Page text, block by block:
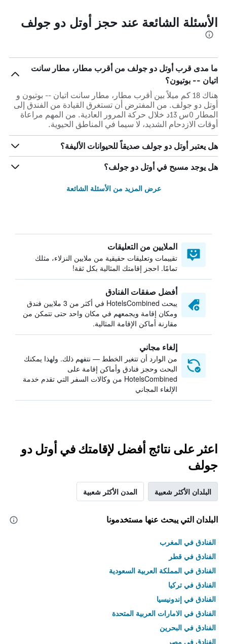
الأسئلة الشائعة عند حجز أوتل دو جولف
ما مدى قرب أوتل دو جولف من أقرب مطار، مطار سانت
اتيان -- بوتيون؟
هناك 18 كم ميلاً بين أقرب مطار، مطار سانت اتيان -- بوتيون و
أوتل دو جولف. من المفترض أن تستغرق القيادة من الفندق إلى
المطار 0س 13د خلال حركة المرور العادية. من المهم مراعاة
أوقات الازدحام الشديد، لا سيما في المناطق الحيوية.
هل يعتبر أوتل دو جولف صديقاً للحيوانات الأليفة؟
هل يوجد مسبح في أوتل دو جولف؟
عرض المزيد من الأسئلة الشائعة
الملايين من التعليقات
تقييمات وتعليقات حقيقية من ملايين النزلاء، مثلك
تمامًا. احجز إقامتك المثالية بكل ثقة!
أفضل صفقات الفنادق
يبحث HotelsCombined في أكثر من 3 ملايين فندق
ومكان إقامة ويجمعهم في مكان واحد حتى تتمكن من
مقارنة أماكن الإقامة المثالية.
إلغاء مجاني
من الوارد أن تتغير الخطط — نتفهم ذلك. ولهذا يمكنك
البحث وحجز فنادق وأماكن إقامة على
HotelsCombined من وكالات السفر التي تقدم خدمة
الإلغاء المجاني
اعثر على نتائج أفضل لإقامتك في أوتل دو
جولف
البلدان الأكثر شعبية المدن الأكثر شعبية
البلدان التي يبحث عنها مستخدمونا
الفنادق في المغرب
الفنادق في قطر
الفنادق في المملكة العربية السعودية
الفنادق في تركيا
الفنادق في إندونيسيا
الفنادق في الامارات العربية المتحدة
الفنادق في البحرين
الفنادق في مصر